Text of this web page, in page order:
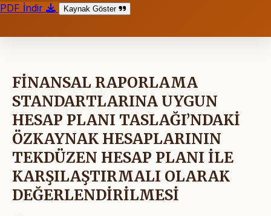
PDF İndir
Kaynak Göster
FİNANSAL RAPORLAMA
STANDARTLARINA UYGUN
HESAP PLANI TASLAĞI’NDAKİ
ÖZKAYNAK HESAPLARININ
TEKDÜZEN HESAP PLANI İLE
KARŞILAŞTIRMALI OLARAK
DEĞERLENDİRİLMESİ